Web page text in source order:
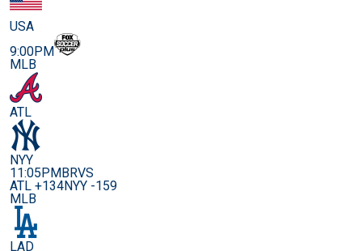
USA
9:00PM
MLB
ATL
NYY
11:05PMBRVS
ATL +134NYY -159
MLB
LAD